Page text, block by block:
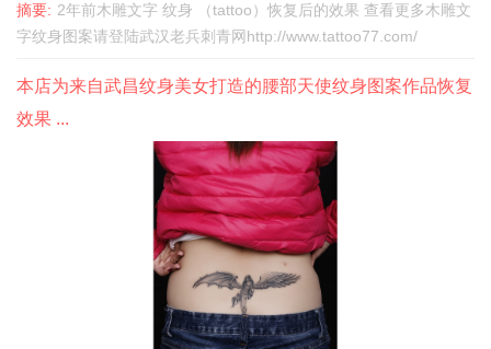
摘要: 2年前木雕文字 纹身 （tattoo）恢复后的效果 查看更多木雕文
字纹身图案请登陆武汉老兵刺青网http://www.tattoo77.com/
本店为来自武昌纹身美女打造的腰部天使纹身图案作品恢复
效果 ...